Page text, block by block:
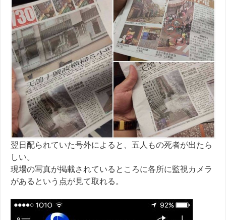
翌日配られていた号外によると、五人もの死者が出たら
しい。
現場の写真が掲載されているところに各所に監視カメラ
があるという点が見て取れる。